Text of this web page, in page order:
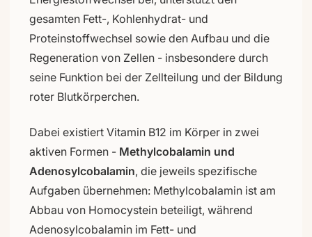
gesamten Fett-, Kohlenhydrat- und
Proteinstoffwechsel sowie den Aufbau und die
Regeneration von Zellen - insbesondere durch
seine Funktion bei der Zellteilung und der Bildung
roter Blutkörperchen.
Dabei existiert Vitamin B12 im Körper in zwei
aktiven Formen - Methylcobalamin und
Adenosylcobalamin, die jeweils spezifische
Aufgaben übernehmen: Methylcobalamin ist am
Abbau von Homocystein beteiligt, während
Adenosylcobalamin im Fett- und